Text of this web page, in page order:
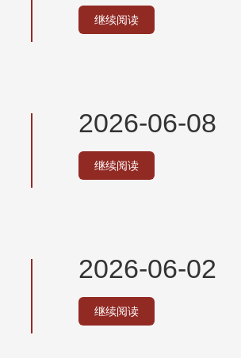
继续阅读
2026-06-08
继续阅读
2026-06-02
继续阅读